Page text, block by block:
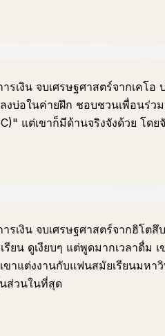
รเงิน จบเศรษฐศาสตร์จากเคโ
งบ่อในค่ายฝึก ชอบชวนเพื่อนร่ว
แต่เขาก็มีด้านจริงจังด้วย โด
รเงิน จบเศรษฐศาสตร์จากฮิโต
รียน ดูเงียบๆ แต่พูดมากเวลาดื่ม
ขาแต่งงานกับแฟนสมัยเรียนมห
ส่วนในที่สุด